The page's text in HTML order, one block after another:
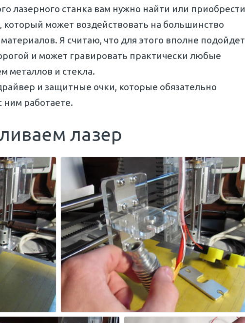
лазерного станка вам нужно найти или приобрести
может воздействовать на большинство
Я считаю, что для этого вполне подойдет
и может гравировать практически любые
металлов и стекла.
и защитные очки, которые обязательно
ним работаете.
лазер